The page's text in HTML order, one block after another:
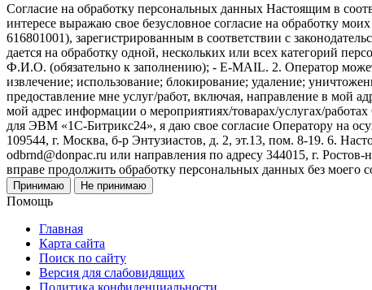
Согласие на обработку персональных данных Настоящим в
интересе выражаю свое безусловное согласие на обработку
616801001), зарегистрированным в соответствии с
дается на обработку одной, нескольких или всех категорий
Ф.И.О. (обязательно к заполнению); - E-MAIL. 2. Оператор
извлечение; использование; блокирование; удаление;
предоставление мне услуг/работ, включая, направление в мой
мой адрес информации о мероприятиях/товарах/услугах/
для ЭВМ «1С-Битрикс24», я даю свое согласие Оператору на
109544, г. Москва, б-р Энтузиастов, д. 2, эт.13, пом. 8-19. 6.
odbrnd@donpac.ru или направления по адресу 344015, г.
вправе продолжить обработку персональных данных без
Принимаю Не принимаю
Помощь
Главная
Карта сайта
Поиск по сайту
Версия для слабовидящих
Политика конфиденциальности